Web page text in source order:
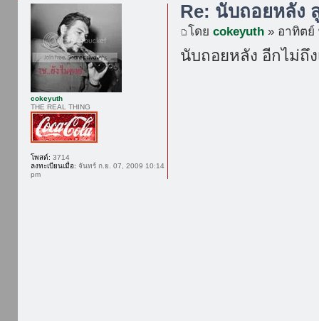
Re: นับถอยหลัง
โดยcokeyuth » อาทิตย์
นับถอยหลัง อีกไม่ถึ
cokeyuth
THE REAL THING
โพสต์: 3714
ลงทะเบียนเมื่อ: จันทร์ ก.ย. 07, 2009 10:14
pm